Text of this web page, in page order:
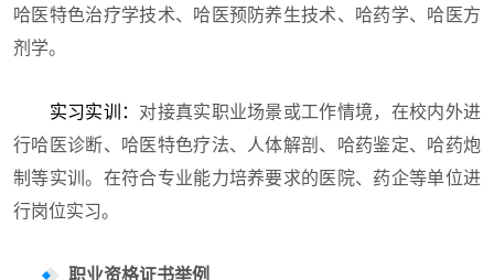
哈医特色治疗学技术、哈医预防养生技术、哈药学、哈医方
剂学。
实习实训： 对接真实职业场景或工作情境，在校内外进
行哈医诊断、哈医特色疗法、人体解剖、哈药鉴定、哈药炮
制等实训。在符合专业能力培养要求的医院、药企等单位进
行岗位实习。
职业资格证书举例